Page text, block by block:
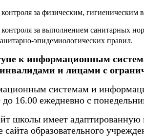
за физическим, гигиеническим
за выполнением санитарных
эпидемиологических правил.
к информационным
и лицами с
системам и
16.00 ежедневно с
школы имеет адаптированную
сайта образовательного